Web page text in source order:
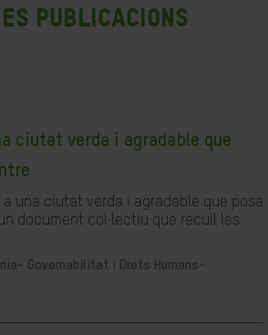
publicacions
ciutat verda i agradable que
a una ciutat verda i agradable que posa
document col·lectiu que recull les
Governabilitat i Drets Humans-